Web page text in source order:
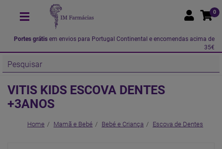
0
Portes grátis em envios para Portugal Continental e encomendas acima de
35€
VITIS KIDS ESCOVA DENTES
+3ANOS
Home Mamã e Bebé Bebé e Criança Escova de Dentes